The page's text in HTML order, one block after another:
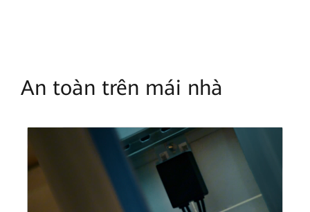
An toàn trên mái nhà